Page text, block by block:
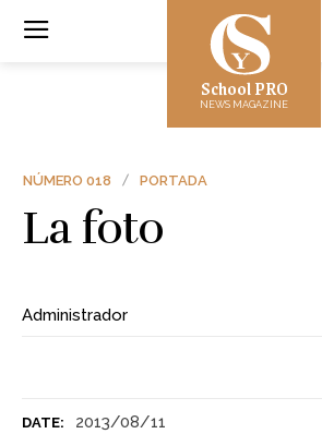
School PRO
NEWS MAGAZINE
DATE: 2013/08/11
NÚMERO 018 PORTADA
La foto
Administrador